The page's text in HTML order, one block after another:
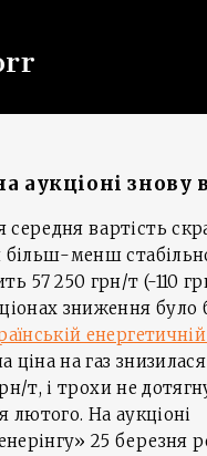
аукціоні знову
вартість
більш-менш
57 250 грн/т (-110
зниження було
ціна на газ знизилася
т, і трохи не
лютого. На аукціоні
25 березня